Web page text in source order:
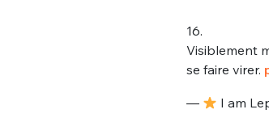
16.
Visiblement
se faire virer.
— I am